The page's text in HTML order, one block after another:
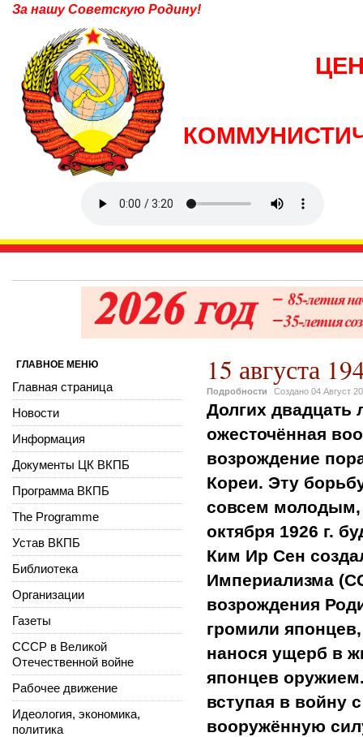
За нашу Советскую Родину!
15 августа
Подробности Создано 04 Август
Долгих двадцать
ожесточённая
возрождение
Кореи. Эту
совсем
октября 1926 г.
Ким Ир Сен
Империализма
возрождения
громили
нанося ущерб в
японцев
вступая в войну
вооружённую
ГЛАВНОЕ МЕНЮ
Главная страница
Новости
Информация
Документы ЦК ВКПБ
Программа ВКПБ
The Programme
Устав ВКПБ
Библиотека
Организации
Газеты
СССР в Великой
Отечественной войне
Рабочее движение
Идеология, экономика,
политика